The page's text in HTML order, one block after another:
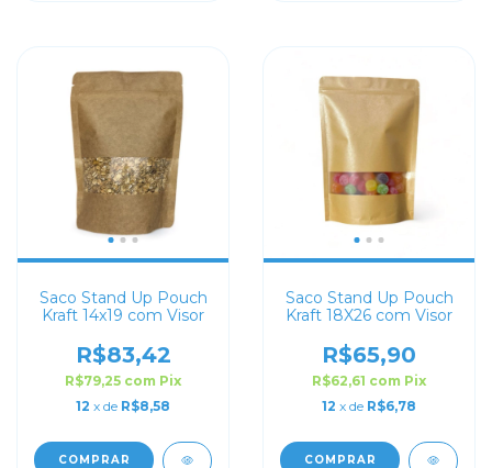
Saco Stand Up Pouch
Kraft 14x19 com Visor
R$83,42
R$79,25 com Pix
12 x de R$8,58
COMPRAR
Saco Stand Up Pouch
Kraft 18X26 com Visor
R$65,90
R$62,61 com Pix
12 x de R$6,78
COMPRAR